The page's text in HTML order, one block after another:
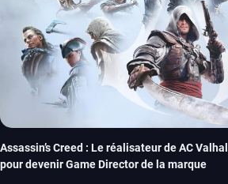
Assassin’s Creed : Le réalisateur de AC
pour devenir Game Director de la marque